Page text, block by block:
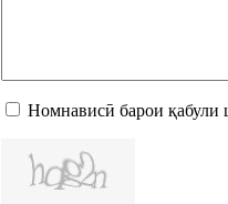
Номнависӣ барои қабули